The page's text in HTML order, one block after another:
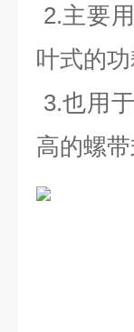
2.主要
叶式的
3.也用
高的螺